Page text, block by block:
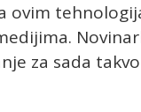
ovim
za sada